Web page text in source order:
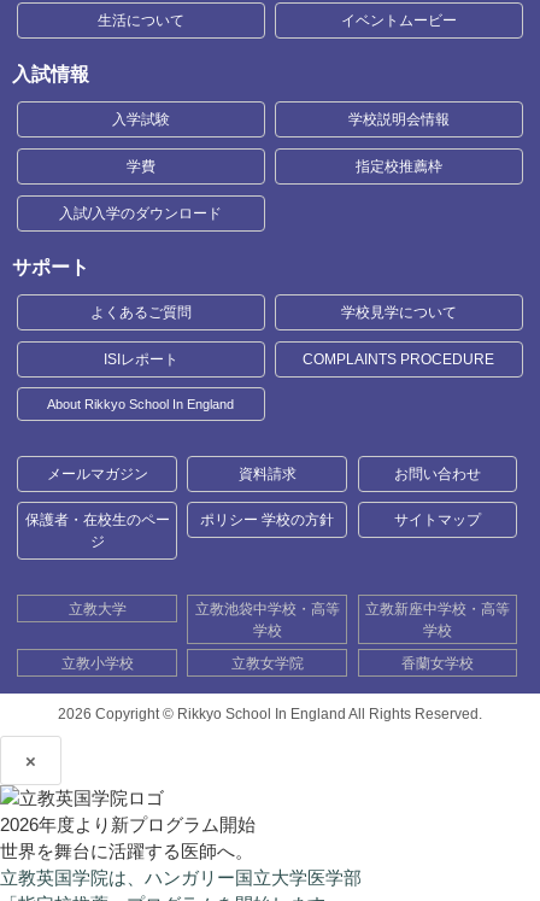
生活について イベントムービー
入試情報
入学試験 学校説明会情報
学費 指定校推薦枠
入試/入学のダウンロード
サポート
よくあるご質問 学校見学について
ISIレポート COMPLAINTS PROCEDURE
About Rikkyo School In England
メールマガジン 資料請求 お問い合わせ
保護者・在校生のペー
ジ
ポリシー 学校の方針 サイトマップ
立教大学
立教池袋中学校・高等
学校
立教新座中学校・高等
学校
立教小学校
立教女学院 香蘭女学校
2026 Copyright © Rikkyo School In England All Rights Reserved.
×
2026年度より新プログラム開始
世界を舞台に活躍する医師へ。
立教英国学院は、ハンガリー国立大学医学部